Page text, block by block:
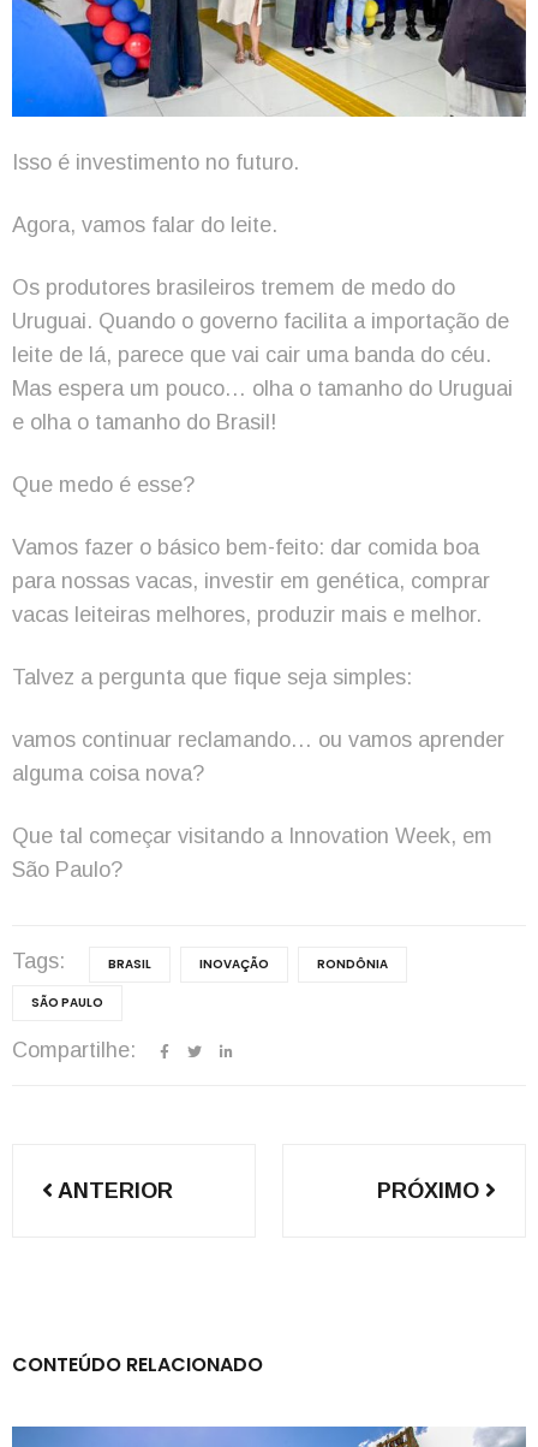
Isso é investimento no futuro.
Agora, vamos falar do leite.
Os produtores brasileiros tremem de medo do
Uruguai. Quando o governo facilita a importação de
leite de lá, parece que vai cair uma banda do céu.
Mas espera um pouco… olha o tamanho do Uruguai
e olha o tamanho do Brasil!
Que medo é esse?
Vamos fazer o básico bem-feito: dar comida boa
para nossas vacas, investir em genética, comprar
vacas leiteiras melhores, produzir mais e melhor.
Talvez a pergunta que fique seja simples:
vamos continuar reclamando… ou vamos aprender
alguma coisa nova?
Que tal começar visitando a Innovation Week, em
São Paulo?
Tags: BRASIL INOVAÇÃO RONDÔNIA
SÃO PAULO
Compartilhe:
de ANTERIOR PRÓXIMO
CONTEÚDO RELACIONADO